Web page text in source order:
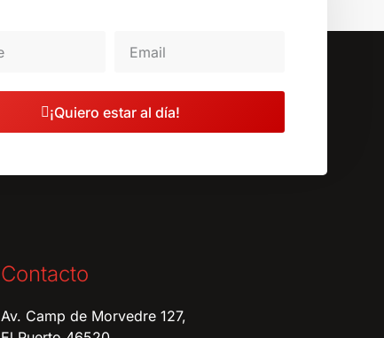
¡Quiero estar al día!
Contacto
Av. Camp de Morvedre 127,